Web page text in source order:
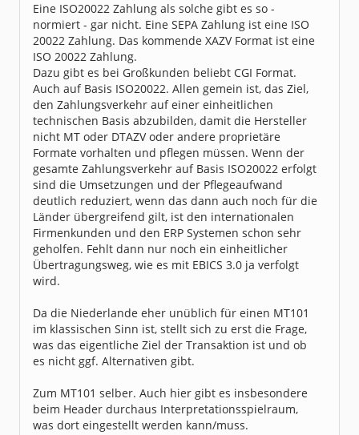
Eine ISO20022 Zahlung als solche gibt es so -
normiert - gar nicht. Eine SEPA Zahlung ist eine ISO
20022 Zahlung. Das kommende XAZV Format ist eine
ISO 20022 Zahlung.
Dazu gibt es bei Großkunden beliebt CGI Format.
Auch auf Basis ISO20022. Allen gemein ist, das Ziel,
den Zahlungsverkehr auf einer einheitlichen
technischen Basis abzubilden, damit die Hersteller
nicht MT oder DTAZV oder andere proprietäre
Formate vorhalten und pflegen müssen. Wenn der
gesamte Zahlungsverkehr auf Basis ISO20022 erfolgt
sind die Umsetzungen und der Pflegeaufwand
deutlich reduziert, wenn das dann auch noch für die
Länder übergreifend gilt, ist den internationalen
Firmenkunden und den ERP Systemen schon sehr
geholfen. Fehlt dann nur noch ein einheitlicher
Übertragungsweg, wie es mit EBICS 3.0 ja verfolgt
wird.
Da die Niederlande eher unüblich für einen MT101
im klassischen Sinn ist, stellt sich zu erst die Frage,
was das eigentliche Ziel der Transaktion ist und ob
es nicht ggf. Alternativen gibt.
Zum MT101 selber. Auch hier gibt es insbesondere
beim Header durchaus Interpretationsspielraum,
was dort eingestellt werden kann/muss.